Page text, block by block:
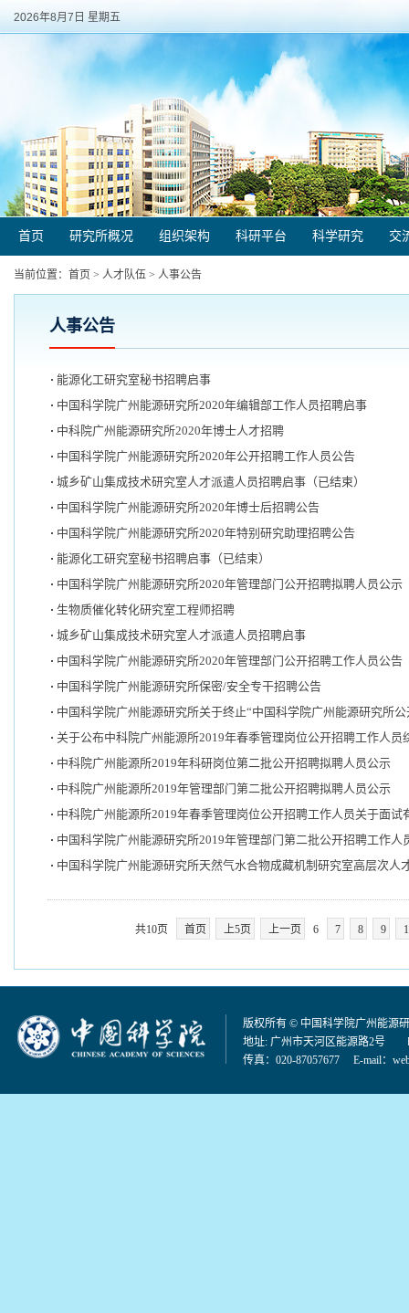
2026年8月7日 星期五
首页 研究所概况 组织架构 科研平台 科学研究 交
当前位置： 首页 > 人才队伍 > 人事公告
人事公告
能源化工研究室秘书招聘启事
中国科学院广州能源研究所2020年编辑部工作人员招聘启事
中科院广州能源研究所2020年博士人才招聘
中国科学院广州能源研究所2020年公开招聘工作人员公告
城乡矿山集成技术研究室人才派遣人员招聘启事（已结束）
中国科学院广州能源研究所2020年博士后招聘公告
中国科学院广州能源研究所2020年特别研究助理招聘公告
能源化工研究室秘书招聘启事（已结束）
中国科学院广州能源研究所2020年管理部门公开招聘拟聘人员公示
生物质催化转化研究室工程师招聘
城乡矿山集成技术研究室人才派遣人员招聘启事
中国科学院广州能源研究所2020年管理部门公开招聘工作人员公告
中国科学院广州能源研究所保密/安全专干招聘公告
中国科学院广州能源研究所关于终止“中国科学院广州能源研究所
关于公布中科院广州能源所2019年春季管理岗位公开招聘工作人员
中科院广州能源所2019年科研岗位第二批公开招聘拟聘人员公示
中科院广州能源所2019年管理部门第二批公开招聘拟聘人员公示
中科院广州能源所2019年春季管理岗位公开招聘工作人员关于面试
中国科学院广州能源研究所2019年管理部门第二批公开招聘工作人
中国科学院广州能源研究所天然气水合物成藏机制研究室高层次人
共10页 首页 上5页 上一页 6 7 8 9
版权所有 © 中国科学院广州能源
地址: 广州市天河区能源路2号
传真：020-87057677 E-mail：